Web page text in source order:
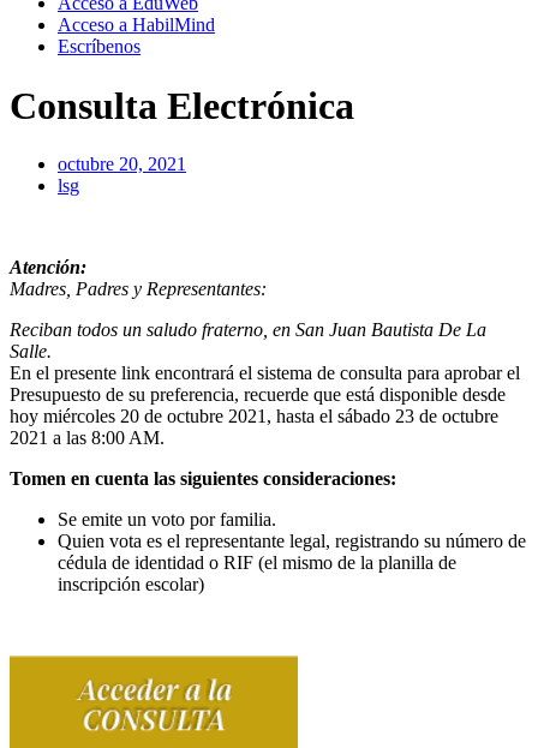
Acceso a HabilMind
Escríbenos
Consulta Electrónica
octubre 20, 2021
lsg
Atención:
Madres, Padres y Representantes:
Reciban todos un saludo fraterno, en San Juan Bautista De La
Salle.
En el presente link encontrará el sistema de consulta para aprobar el
Presupuesto de su preferencia, recuerde que está disponible desde
hoy miércoles 20 de octubre 2021, hasta el sábado 23 de octubre
2021 a las 8:00 AM.
Tomen en cuenta las siguientes consideraciones:
Se emite un voto por familia.
Quien vota es el representante legal, registrando su número de
cédula de identidad o RIF (el mismo de la planilla de
inscripción escolar)